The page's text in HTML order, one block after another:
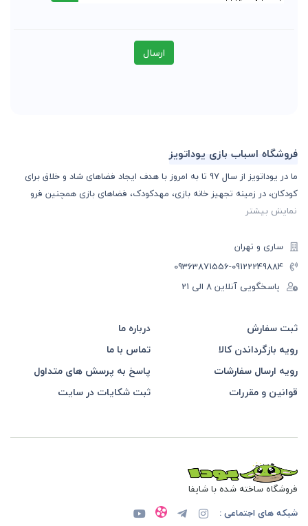
ارسال
فروشگاه اسباب بازی یوداتویز
ما در یوداتویز از سال 97 تا به امروز با هدف ایجاد فضاهای شاد و خلاق برای
کودکان، در زمینه تجهیز خانه بازی، مهدکودک، فضاهای بازی همچنین فرو
نمایش بیشتر
ساری و تهران
09122249884
-09363871556
پاسخگویی آنلاین 8 الی 21
ثبت سفارش
درباره ما
رویه بازگرداندن کالا
تماس با ما
رویه ارسال سفارشات
پاسخ به پرسش های متداول
قوانین و مقررات
ثبت شکایات در سایت
فروشگاه ساخته شده با شاپفا
شبکه های اجتماعی :